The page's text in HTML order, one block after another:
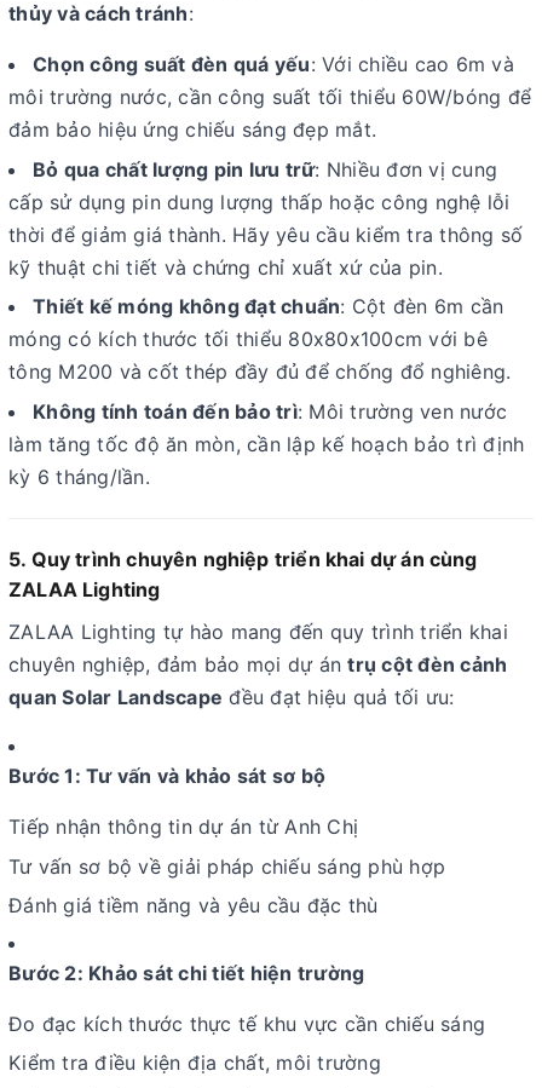
thủy và cách tránh:
Chọn công suất đèn quá yếu: Với chiều cao 6m và
môi trường nước, cần công suất tối thiểu 60W/bóng để
đảm bảo hiệu ứng chiếu sáng đẹp mắt.
Bỏ qua chất lượng pin lưu trữ: Nhiều đơn vị cung
cấp sử dụng pin dung lượng thấp hoặc công nghệ lỗi
thời để giảm giá thành. Hãy yêu cầu kiểm tra thông số
kỹ thuật chi tiết và chứng chỉ xuất xứ của pin.
Thiết kế móng không đạt chuẩn: Cột đèn 6m cần
móng có kích thước tối thiểu 80x80x100cm với bê
tông M200 và cốt thép đầy đủ để chống đổ nghiêng.
Không tính toán đến bảo trì: Môi trường ven nước
làm tăng tốc độ ăn mòn, cần lập kế hoạch bảo trì định
kỳ 6 tháng/lần.
5. Quy trình chuyên nghiệp triển khai dự án cùng
ZALAA Lighting
ZALAA Lighting tự hào mang đến quy trình triển khai
chuyên nghiệp, đảm bảo mọi dự ántrụ cột đèn cảnh
quan Solar Landscape đều đạt hiệu quả tối ưu:
Bước 1: Tư vấn và khảo sát sơ bộ
Tiếp nhận thông tin dự án từ Anh Chị
Tư vấn sơ bộ về giải pháp chiếu sáng phù hợp
Đánh giá tiềm năng và yêu cầu đặc thù
Bước 2: Khảo sát chi tiết hiện trường
Đo đạc kích thước thực tế khu vực cần chiếu sáng
Kiểm tra điều kiện địa chất, môi trường